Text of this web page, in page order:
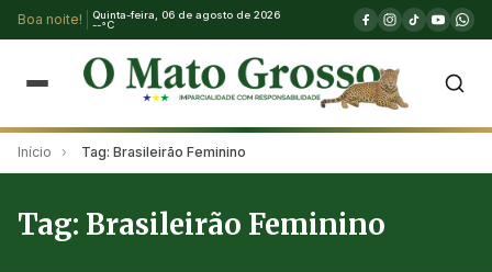
Boa noite!
Quinta-feira, 06 de agosto de 2026
--°C
Início › Tag: Brasileirão Feminino
Tag: Brasileirão Feminino